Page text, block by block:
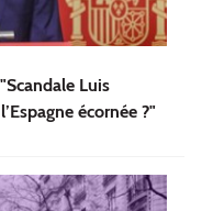
Luis
écornée ?"